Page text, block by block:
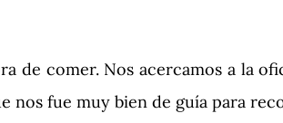
de comer. Nos acercamos a la
nos fue muy bien de guía para